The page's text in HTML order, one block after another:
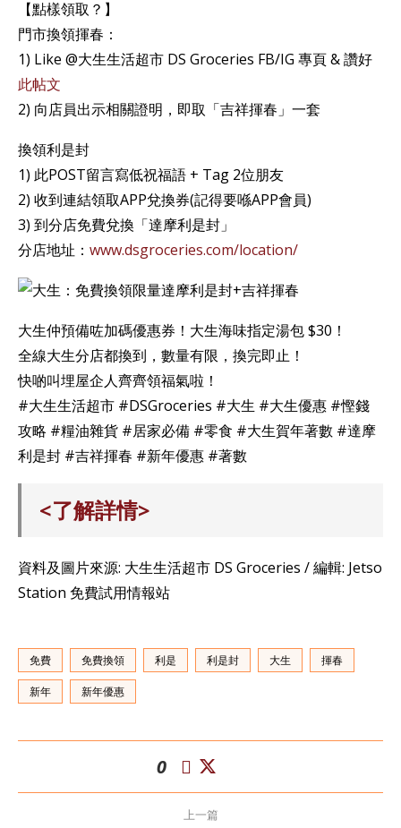
【點樣領取？】
門市換領揮春：
1) Like @大生生活超市 DS Groceries FB/IG 專頁 & 讚好
此帖文
2) 向店員出示相關證明，即取「吉祥揮春」一套
換領利是封
1) 此POST留言寫低祝福語 + Tag 2位朋友
2) 收到連結領取APP兌換券(記得要喺APP會員)
3) 到分店免費兌換「達摩利是封」
分店地址： www.dsgroceries.com/location/
大生仲預備咗加碼優惠券！大生海味指定湯包 $30！
全線大生分店都換到，數量有限，換完即止！
快啲叫埋屋企人齊齊領福氣啦！
#大生生活超市 #DSGroceries #大生 #大生優惠 #慳錢
攻略 #糧油雜貨 #居家必備 #零食 #大生賀年著數 #達摩
利是封 #吉祥揮春 #新年優惠 #著數
<了解詳情>
資料及圖片來源: 大生生活超市 DS Groceries / 編輯: Jetso
Station 免費試用情報站
免費 免費換領 利是 利是封 大生 揮春
新年 新年優惠
0
上一篇